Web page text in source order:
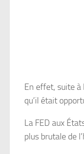
En effet, suite à
qu’il était
La FED aux
plus brutale de